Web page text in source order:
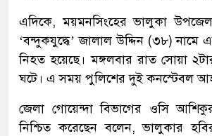
এদিকে, ময়মনসিংহের ভালুকা
‘বন্দুকযুদ্ধে’ জালাল উদ্দিন (৩৮) নামে
নিহত হয়েছে। মঙ্গলবার রাত সোয়া
ঘটে। এ সময় পুলিশের দুই কনস্টেবল
জেলা গোয়েন্দা বিভাগের ওসি
নিশ্চিত করেছেন বলেন, ভালুকার